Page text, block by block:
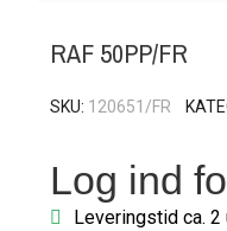
RAF 50PP/FR
SKU 120651/FR
Log ind
Leveringstid ca. 2